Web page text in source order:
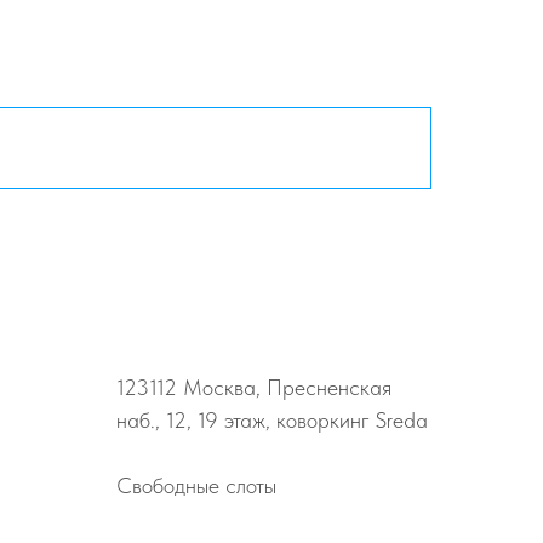
123112 Москва, Пресненская
наб., 12, 19 этаж, коворкинг Sreda
Свободные слоты